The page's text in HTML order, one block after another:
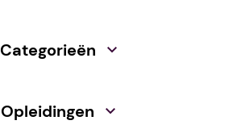
Categorieën
Opleidingen